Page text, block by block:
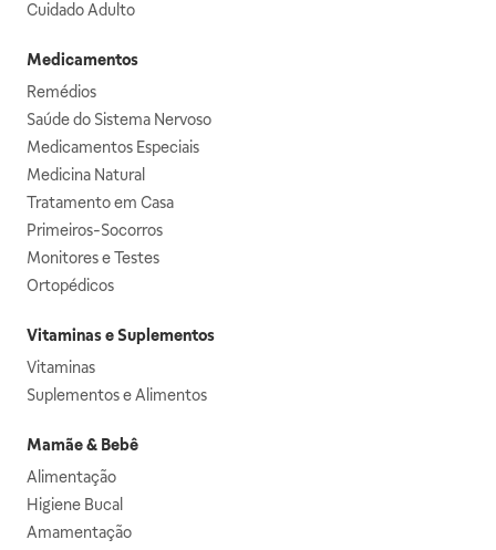
Cuidado Adulto
Medicamentos
Remédios
Saúde do Sistema Nervoso
Medicamentos Especiais
Medicina Natural
Tratamento em Casa
Primeiros-Socorros
Monitores e Testes
Ortopédicos
Vitaminas e Suplementos
Vitaminas
Suplementos e Alimentos
Mamãe & Bebê
Alimentação
Higiene Bucal
Amamentação